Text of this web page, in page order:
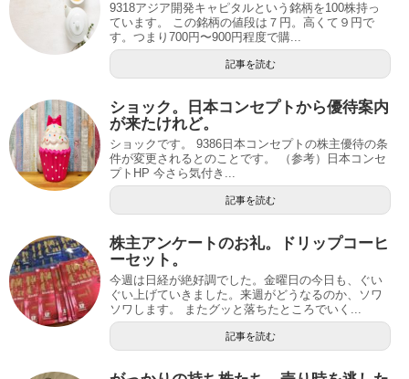
9318アジア開発キャピタルという銘柄を100株持っ
ています。 この銘柄の値段は７円。高くて９円で
す。つまり700円〜900円程度で購...
記事を読む
ショック。日本コンセプトから優待案内
が来たけれど。
ショックです。 9386日本コンセプトの株主優待の条
件が変更されるとのことです。 （参考）日本コンセ
プトHP 今さら気付き...
記事を読む
株主アンケートのお礼。ドリップコーヒ
ーセット。
今週は日経が絶好調でした。金曜日の今日も、ぐい
ぐい上げていきました。来週がどうなるのか、ソワ
ソワします。 またグッと落ちたところでいく...
記事を読む